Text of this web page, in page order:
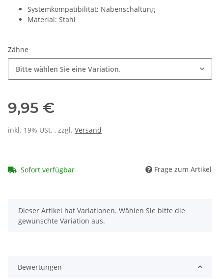
Systemkompatibilität: Nabenschaltung
Material: Stahl
Zähne
Bitte wählen Sie eine Variation.
9,95 €
inkl. 19% USt. , zzgl. Versand
Sofort verfügbar Frage zum Artikel
x
Dieser Artikel hat Variationen. Wählen Sie bitte die
gewünschte Variation aus.
Bewertungen